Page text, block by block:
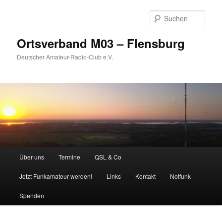
Ortsverband M03 – Flensburg
Deutscher Amateur-Radio-Club e.V.
HauptmenüÜber uns Termine QSL & Co
Jetzt Funkamateur werden! Links Kontakt Notfunk
Spenden